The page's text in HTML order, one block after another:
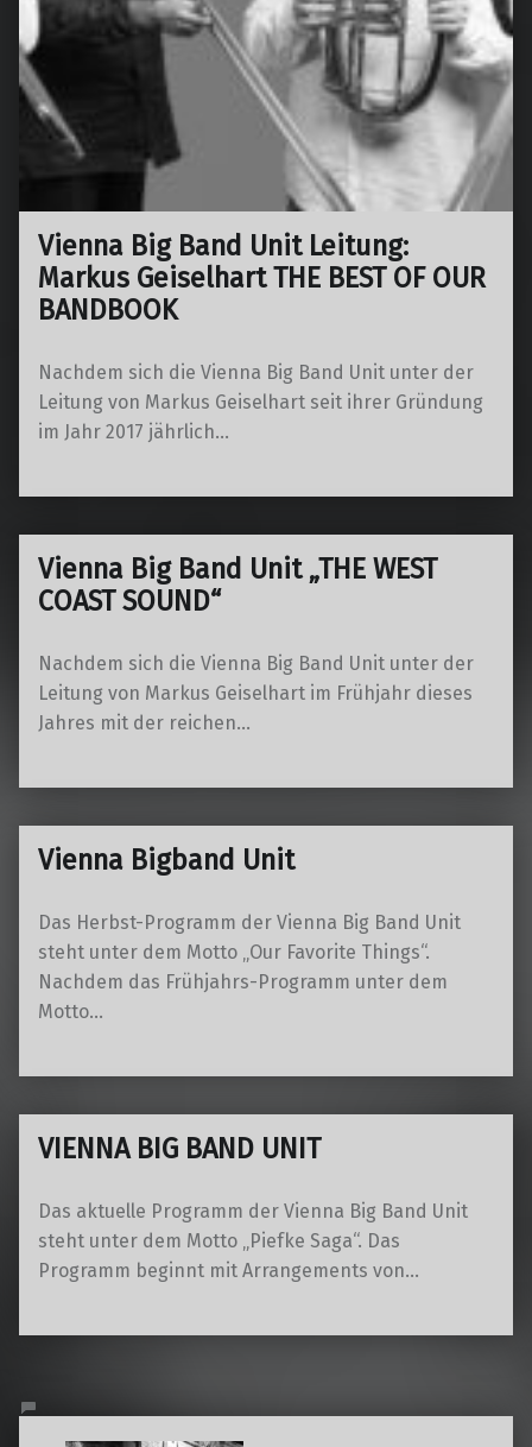
Vienna Big Band Unit Leitung:
Markus Geiselhart THE BEST OF OUR
BANDBOOK
Nachdem sich die Vienna Big Band Unit unter der
Leitung von Markus Geiselhart seit ihrer Gründung
im Jahr 2017 jährlich…
Vienna Big Band Unit „THE WEST
COAST SOUND“
Nachdem sich die Vienna Big Band Unit unter der
Leitung von Markus Geiselhart im Frühjahr dieses
Jahres mit der reichen…
Vienna Bigband Unit
Das Herbst-Programm der Vienna Big Band Unit
steht unter dem Motto „Our Favorite Things“.
Nachdem das Frühjahrs-Programm unter dem
Motto…
VIENNA BIG BAND UNIT
Das aktuelle Programm der Vienna Big Band Unit
steht unter dem Motto „Piefke Saga“. Das
Programm beginnt mit Arrangements von…